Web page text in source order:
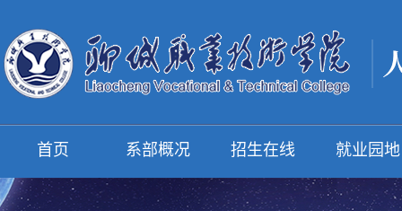
首页 系部概况 招生在线 就业园地